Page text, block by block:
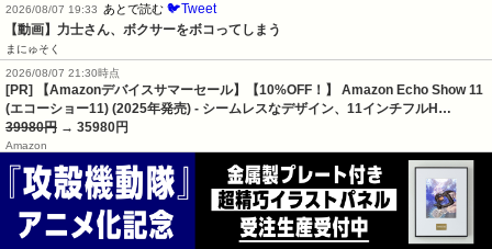
2026/08/07 19:33
あとで読む 🐦Tweet
【動画】力士さん、ボクサーをボコってしまう
まにゅそく
2026/08/07 21:30時点
[PR] 【Amazonデバイスサマーセール】【10%OFF！】 Amazon Echo Show 11
(エコーショー11) (2025年発売) - シームレスなデザイン、11インチフルH…
39980円 → 35980円
Amazon